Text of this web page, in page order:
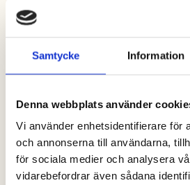
Samtycke Information
Denna webbplats använder
Vi använder enhetsidentifierare för
och annonserna till användarna,
för sociala medier och analysera
vidarebefordrar även sådana